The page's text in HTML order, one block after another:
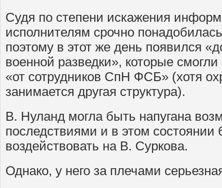
Судя по степени искажения
исполнителям срочно
поэтому в этот же день появился
военной разведки», которые
«от сотрудников СпН ФСБ» (хотя
занимается другая структура).
В. Нуланд могла быть напугана
последствиями и в этом состоянии
воздействовать на В. Суркова.
Однако, у него за плечами